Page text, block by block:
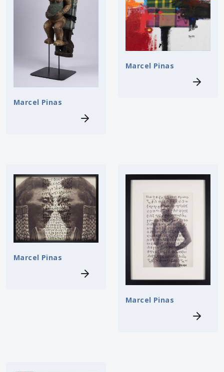
Marcel Pinas
Marcel Pinas
Marcel Pinas
Marcel Pinas